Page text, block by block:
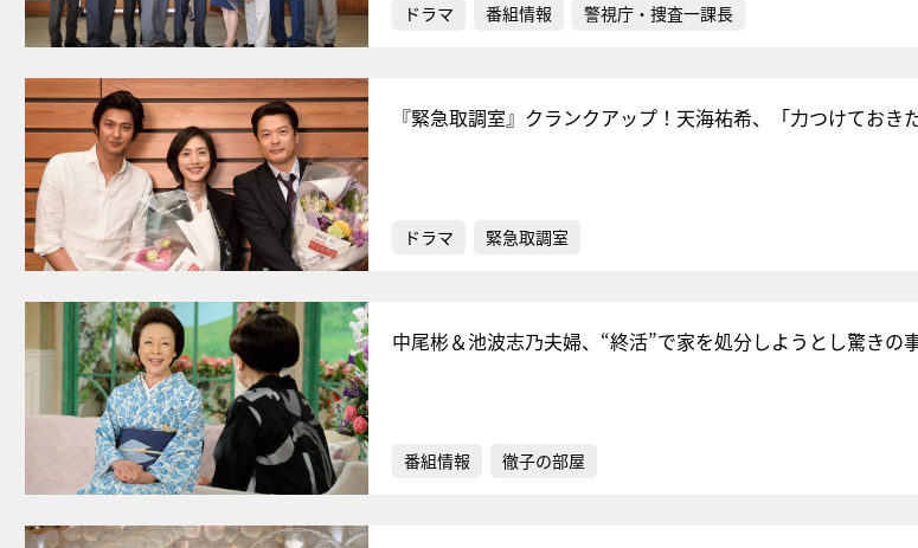
ドラマ 番組情報 警視庁・捜査一課長
『緊急取調室』クランクアップ！天海祐希、「力つけておき
ドラマ 緊急取調室
中尾彬＆池波志乃夫婦、“終活”で家を処分しようとし驚きの
番組情報 徹子の部屋